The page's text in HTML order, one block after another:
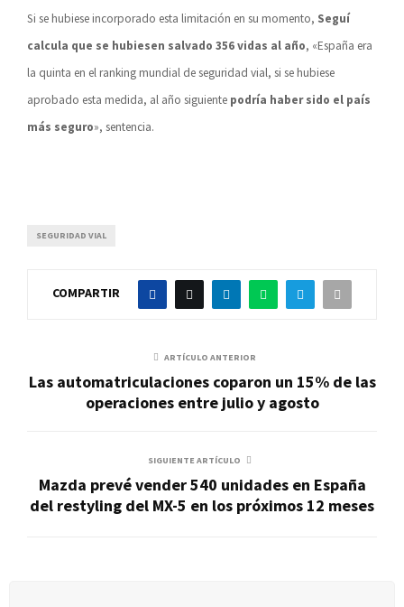
Si se hubiese incorporado esta limitación en su momento, Seguí
calcula que se hubiesen salvado 356 vidas al año, «España era
la quinta en el ranking mundial de seguridad vial, si se hubiese
aprobado esta medida, al año siguiente podría haber sido el país
más seguro», sentencia.
SEGURIDAD VIAL
COMPARTIR
ARTÍCULO ANTERIOR
Las automatriculaciones coparon un 15% de las
operaciones entre julio y agosto
SIGUIENTE ARTÍCULO
Mazda prevé vender 540 unidades en España
del restyling del MX-5 en los próximos 12 meses